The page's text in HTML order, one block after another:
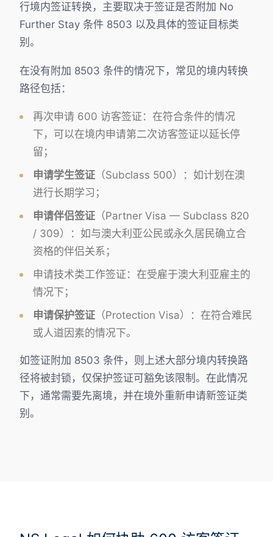
行境内签证转换，主要取决于签证是否附加 No
Further Stay 条件 8503 以及具体的签证目标类
别。
在没有附加 8503 条件的情况下，常见的境内转换
路径包括：
再次申请 600 访客签证：在符合条件的情况
下，可以在境内申请第二次访客签证以延长停
留；
申请学生签证 （Subclass 500）：如计划在澳
进行长期学习；
申请伴侣签证 （Partner Visa — Subclass 820
/ 309）：如与澳大利亚公民或永久居民确立合
资格的伴侣关系；
申请技术类工作签证：在受雇于澳大利亚雇主的
情况下；
申请保护签证 （Protection Visa）：在符合难民
或人道因素的情况下。
如签证附加 8503 条件，则上述大部分境内转换路
径将被封锁，仅保护签证可豁免该限制。在此情况
下，通常需要先离境，并在境外重新申请新签证类
别。